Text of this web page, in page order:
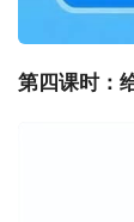
第四课时：